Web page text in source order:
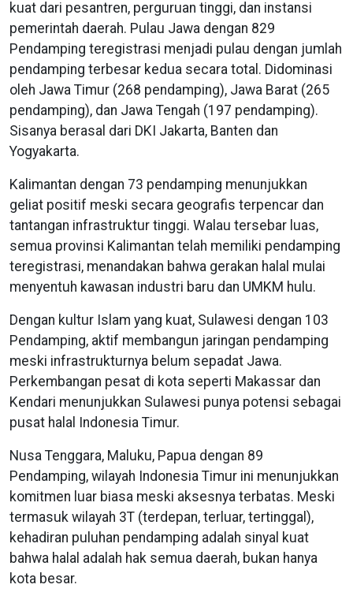
kuat dari pesantren, perguruan tinggi, dan instansi
pemerintah daerah. Pulau Jawa dengan 829
Pendamping teregistrasi menjadi pulau dengan jumlah
pendamping terbesar kedua secara total. Didominasi
oleh Jawa Timur (268 pendamping), Jawa Barat (265
pendamping), dan Jawa Tengah (197 pendamping).
Sisanya berasal dari DKI Jakarta, Banten dan
Yogyakarta.
Kalimantan dengan 73 pendamping menunjukkan
geliat positif meski secara geografis terpencar dan
tantangan infrastruktur tinggi. Walau tersebar luas,
semua provinsi Kalimantan telah memiliki pendamping
teregistrasi, menandakan bahwa gerakan halal mulai
menyentuh kawasan industri baru dan UMKM hulu.
Dengan kultur Islam yang kuat, Sulawesi dengan 103
Pendamping, aktif membangun jaringan pendamping
meski infrastrukturnya belum sepadat Jawa.
Perkembangan pesat di kota seperti Makassar dan
Kendari menunjukkan Sulawesi punya potensi sebagai
pusat halal Indonesia Timur.
Nusa Tenggara, Maluku, Papua dengan 89
Pendamping, wilayah Indonesia Timur ini menunjukkan
komitmen luar biasa meski aksesnya terbatas. Meski
termasuk wilayah 3T (terdepan, terluar, tertinggal),
kehadiran puluhan pendamping adalah sinyal kuat
bahwa halal adalah hak semua daerah, bukan hanya
kota besar.